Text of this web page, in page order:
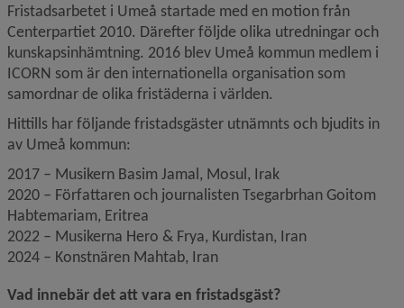
Fristadsarbetet i Umeå startade med en motion från
Centerpartiet 2010. Därefter följde olika utredningar och
kunskapsinhämtning. 2016 blev Umeå kommun medlem i
ICORN som är den internationella organisation som
samordnar de olika fristäderna i världen.
Hittills har följande fristadsgäster utnämnts och bjudits in
av Umeå kommun:
2017 – Musikern Basim Jamal, Mosul, Irak
2020 – Författaren och journalisten Tsegarbrhan Goitom
Habtemariam, Eritrea
2022 – Musikerna Hero & Frya, Kurdistan, Iran
2024 – Konstnären Mahtab, Iran
Vad innebär det att vara en fristadsgäst?